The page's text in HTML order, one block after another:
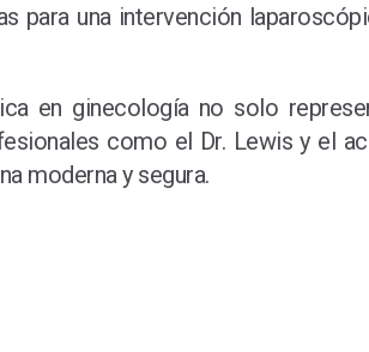
para una intervención
en ginecología no solo
como el Dr. Lewis y el
moderna y segura.